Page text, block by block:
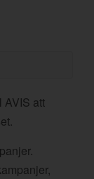
AVIS att